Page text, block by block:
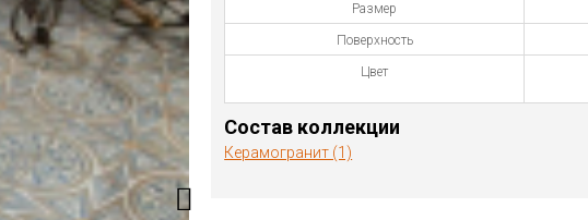
Размер
Поверхность
Цвет
Состав коллекции
Керамогранит (1)